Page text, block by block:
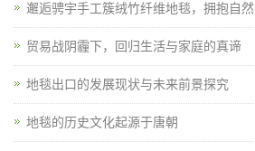
邂逅骋宇手工簇绒竹纤维地毯，拥抱自然
贸易战阴霾下，回归生活与家庭的真谛
地毯出口的发展现状与未来前景探究
地毯的历史文化起源于唐朝